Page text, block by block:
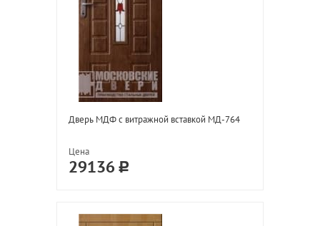
Дверь МДФ с витражной вставкой МД-764
Цена
29136